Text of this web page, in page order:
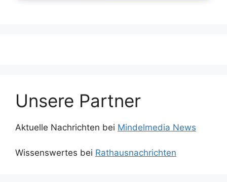
Unsere Partner
Aktuelle Nachrichten bei Mindelmedia News
Wissenswertes bei Rathausnachrichten